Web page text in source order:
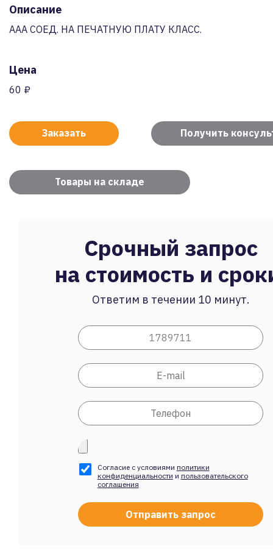
Описание
AAA СОЕД. НА ПЕЧАТНУЮ ПЛАТУ КЛАСС.
Цена
60 ₽
Заказать Получить
Товары на складе
Срочный запрос
на стоимость и
Ответим в течении 10 минут.
Согласие с условиями политики
конфиденциальности и пользовательского
соглашения